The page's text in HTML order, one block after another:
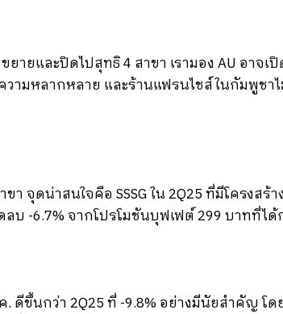
ายและปิดไปสุทธิ 4 สาขา เรามอง AU อาจเ
ามหลากหลาย และร้านแฟรนไชส์ในกัมพูช
ขา จุดน่าสนใจคือ SSSG ใน 2Q25 ที่มีโครงส
ลบ -6.7% จากโปรโมชันบุฟเฟต์ 299 บาทที่ไ
. ดีขึ้นกว่า 2Q25 ที่ -9.8% อย่างมีนัยสำคัญ โด